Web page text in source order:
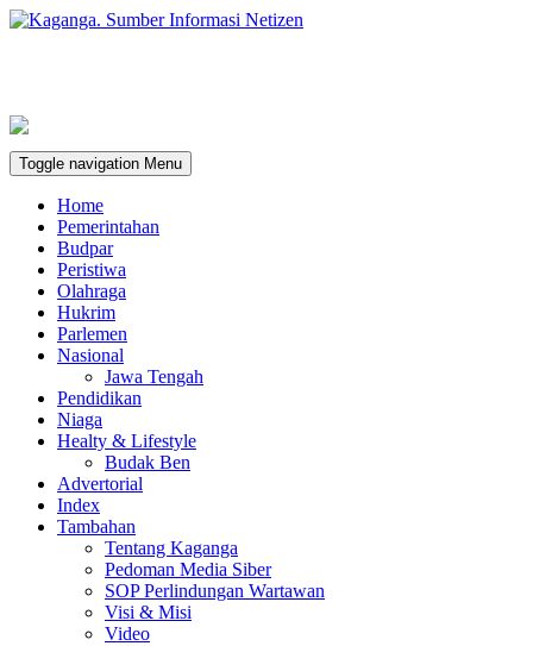
Toggle navigation Menu
Home
Pemerintahan
Budpar
Peristiwa
Olahraga
Hukrim
Parlemen
Nasional
Jawa Tengah
Pendidikan
Niaga
Healty & Lifestyle
Budak Ben
Advertorial
Index
Tambahan
Tentang Kaganga
Pedoman Media Siber
SOP Perlindungan Wartawan
Visi & Misi
Video